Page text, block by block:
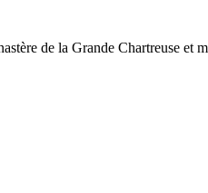
de la Grande Chartreuse et